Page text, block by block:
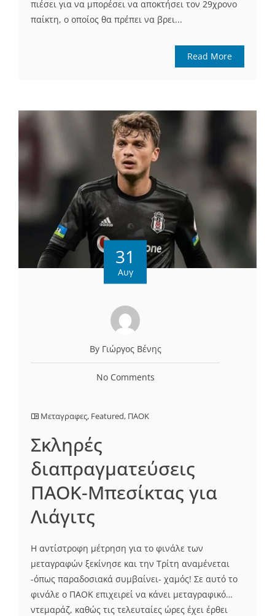
πιέσει για να μπορέσει να αποκτήσει τον 29χρονο
παίκτη, ο οποίος θα πρέπει να βρει...
Read More
31
Αυγ
By Γιώργος Βένης
No Comments
Μεταγραφες, Featured, ΠΑΟΚ
Σκληρές
διαπραγματεύσεις
ΠΑΟΚ-Μπεσίκτας για
Λιάγιτς
Η αντίστροφη μέτρηση για το φινάλε των
μεταγραφών ξεκίνησε και την Τρίτη αναμένεται
-όπως παραδοσιακά συμβαίνει- χαμός! Σε αυτό το
φινάλε ο ΠΑΟΚ επιχειρεί να κάνει μεταγραφικό…
ντεμαράζ, καθώς τις τελευταίες ώρες έχει έρθει